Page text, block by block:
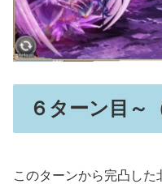
６ターン目～
このターンから完凸し